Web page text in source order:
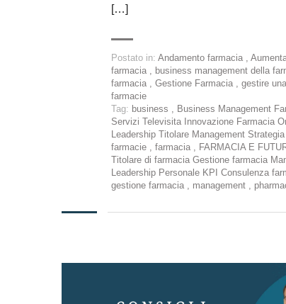
[…]
Postato in: Andamento farmacia
farmacia
business management della
farmacia
Gestione Farmacia
gestire
farmacie
Tag: business
Business Management
Servizi Televisita Innovazione Farmacia
Leadership Titolare Management Strategia
farmacie
farmacia FARMACIA E
Titolare di farmacia Gestione farmacia
Leadership Personale KPI Consulenza
gestione farmacia
management